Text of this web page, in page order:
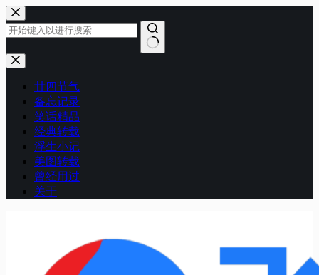
跳
至
内
容
无
廿四节气
备忘记录
笑话精品
经典转载
浮生小记
美图转载
曾经用过
关于